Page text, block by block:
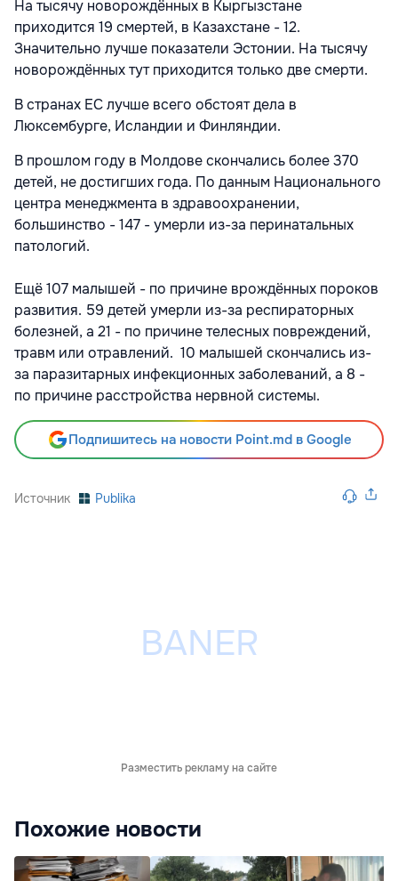
На тысячу новорождённых в Кыргызстане
приходится 19 смертей, в Казахстане - 12.
Значительно лучше показатели Эстонии. На тысячу
новорождённых тут приходится только две смерти.
В странах ЕС лучше всего обстоят дела в
Люксембурге, Исландии и Финляндии.
В прошлом году в Молдове скончались более 370
детей, не достигших года. По данным Национального
центра менеджмента в здравоохранении,
большинство - 147 - умерли из-за перинатальных
патологий.
Ещё 107 малышей - по причине врождённых пороков
развития. 59 детей умерли из-за респираторных
болезней, а 21 - по причине телесных повреждений,
травм или отравлений. 10 малышей скончались из-
за паразитарных инфекционных заболеваний, а 8 -
по причине расстройства нервной системы.
Подпишитесь на новости Point.md в Google
Источник Publika
Разместить рекламу на сайте
Похожие новости